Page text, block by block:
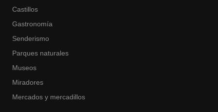
Castillos
Gastronomía
Senderismo
Parques naturales
Museos
Miradores
Mercados y mercadillos